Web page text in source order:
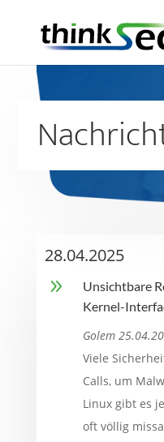
28.04.2025
9
Unsichtbare
Kernel-
Golem
Viele
Calls, um
Linux gibt es
oft völlig